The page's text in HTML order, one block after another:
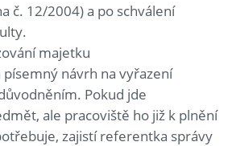
č. 12/2004) a po schválení
majetku
písemný návrh na vyřazení
Pokud jde
ale pracoviště ho již k plnění
zajistí referentka správy